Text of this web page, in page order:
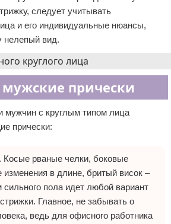
следует учитывать
и его индивидуальные нюансы,
нелепый вид.
прически
мужчин с круглым типом лица
прически:
Косые рваные челки, боковые
изменения в длине, бритый висок –
сильного пола идет любой вариант
Главное, не забывать о
ведь для офисного работника